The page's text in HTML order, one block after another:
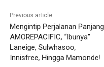
Previous article
Mengintip Perjalanan Panjang
AMOREPACIFIC, “Ibunya”
Laneige, Sulwhasoo,
Innisfree, Hingga Mamonde!